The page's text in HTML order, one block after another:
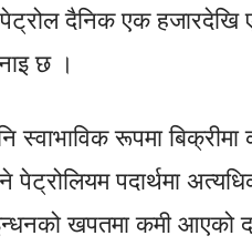
दैनिक एक हजारदेखि
छ ।
स्वाभाविक रूपमा
पदार्थमा
खपतमा कमी आएको